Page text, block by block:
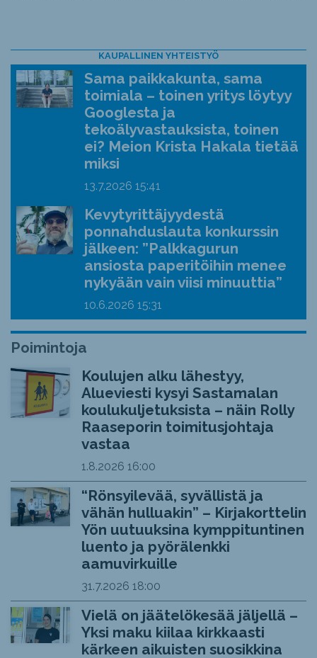
KAUPALLINEN YHTEISTYÖ
Sama paikkakunta, sama
toimiala – toinen yritys löytyy
Googlesta ja
tekoälyvastauksista, toinen
ei? Meion Krista Hakala tietää
miksi
13.7.2026 15:41
Kevytyrittäjyydestä
ponnahduslauta konkurssin
jälkeen: ”Palkkagurun
ansiosta paperitöihin menee
nykyään vain viisi minuuttia”
10.6.2026 15:31
Poimintoja
Koulujen alku lähestyy,
Alueviesti kysyi Sastamalan
koulukuljetuksista – näin Rolly
Raaseporin toimitusjohtaja
vastaa
1.8.2026 16:00
“Rönsyilevää, syvällistä ja
vähän hulluakin” – Kirjakorttelin
Yön uutuuksina kymppituntinen
luento ja pyörälenkki
aamuvirkuille
31.7.2026 18:00
Vielä on jäätelökesää jäljellä –
Yksi maku kiilaa kirkkaasti
kärkeen aikuisten suosikkina